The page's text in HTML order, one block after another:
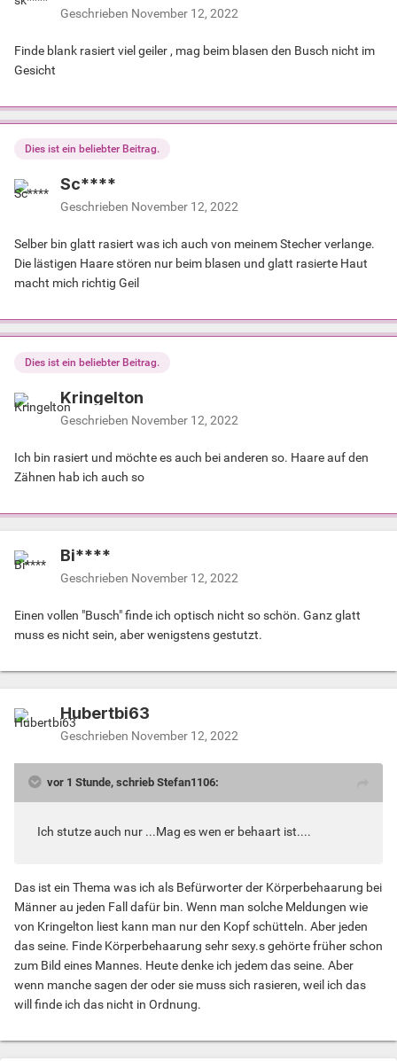
Geschrieben November 12, 2022
Finde blank rasiert viel geiler , mag beim blasen den Busch nicht im
Gesicht
Dies ist ein beliebter Beitrag.
Sc****
Geschrieben November 12, 2022
Selber bin glatt rasiert was ich auch von meinem Stecher verlange.
Die lästigen Haare stören nur beim blasen und glatt rasierte Haut
macht mich richtig Geil
Dies ist ein beliebter Beitrag.
Kringelton
Geschrieben November 12, 2022
Ich bin rasiert und möchte es auch bei anderen so. Haare auf den
Zähnen hab ich auch so
Bi****
Geschrieben November 12, 2022
Einen vollen "Busch" finde ich optisch nicht so schön. Ganz glatt
muss es nicht sein, aber wenigstens gestutzt.
Hubertbi63
Geschrieben November 12, 2022
vor 1 Stunde, schrieb Stefan1106:
Ich stutze auch nur ...Mag es wen er behaart ist....
Das ist ein Thema was ich als Befürworter der Körperbehaarung bei
Männer au jeden Fall dafür bin. Wenn man solche Meldungen wie
von Kringelton liest kann man nur den Kopf schütteln. Aber jeden
das seine. Finde Körperbehaarung sehr sexy.s gehörte früher schon
zum Bild eines Mannes. Heute denke ich jedem das seine. Aber
wenn manche sagen der oder sie muss sich rasieren, weil ich das
will finde ich das nicht in Ordnung.